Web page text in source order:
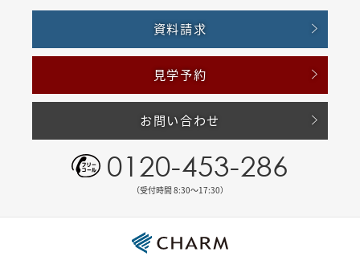
資料請求
見学予約
お問い合わせ
0120-453-286
（受付時間 8:30〜17:30）